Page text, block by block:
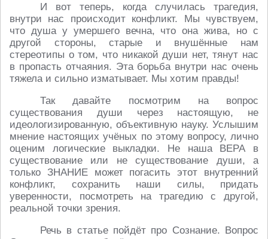
И вот теперь, когда случилась трагедия,
внутри нас происходит конфликт. Мы чувствуем,
что душа у умершего вечна, что она жива, но с
другой стороны, старые и внушённые нам
стереотипы о том, что никакой души нет, тянут нас
в пропасть отчаяния. Эта борьба внутри нас очень
тяжела и сильно изматывает. Мы хотим правды!
Так давайте посмотрим на вопрос
существования души через настоящую, не
идеологизированную, объективную науку. Услышим
мнение настоящих учёных по этому вопросу, лично
оценим логические выкладки. Не наша ВЕРА в
существование или не существование души, а
только ЗНАНИЕ может погасить этот внутренний
конфликт, сохранить наши силы, придать
уверенности, посмотреть на трагедию с другой,
реальной точки зрения.
Речь в статье пойдёт про Сознание. Вопрос